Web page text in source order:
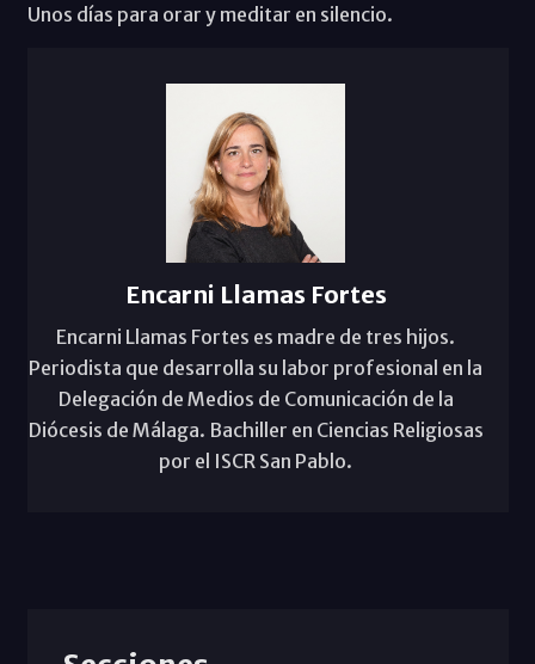
Unos días para orar y meditar en silencio.
Encarni Llamas Fortes
Encarni Llamas Fortes es madre de tres hijos.
Periodista que desarrolla su labor profesional en la
Delegación de Medios de Comunicación de la
Diócesis de Málaga. Bachiller en Ciencias Religiosas
por el ISCR San Pablo.